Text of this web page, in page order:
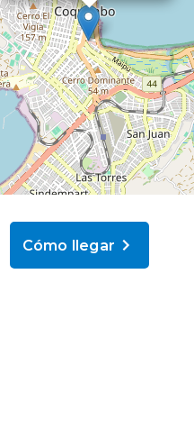
Cómo llegar